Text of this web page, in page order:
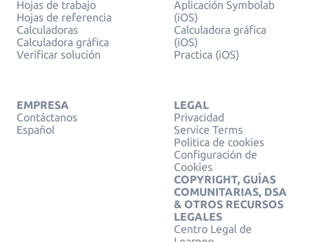
Hojas de trabajo
Hojas de referencia
Calculadoras
Calculadora gráfica
Verificar solución
Aplicación Symbolab
(iOS)
Calculadora gráfica
(iOS)
Practica (iOS)
EMPRESA
Contáctanos
Español
LEGAL
Privacidad
Service Terms
Política de cookies
Configuración de
Cookies
COPYRIGHT, GUÍAS
COMUNITARIAS, DSA
& OTROS RECURSOS
LEGALES
Centro Legal de